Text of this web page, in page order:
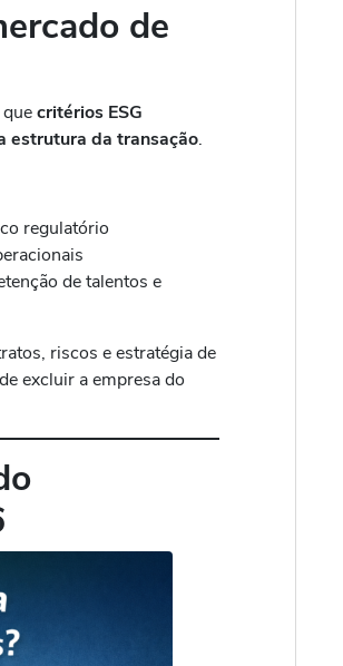
de
quecritérios ESG
estrutura da transação.
regulatório
de talentos e
riscos e estratégia de
excluir a empresa do